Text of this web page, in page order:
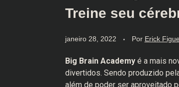
Treine seu
janeiro 28, 2022 Por Erick
Big Brain Academyé a mais
divertidos. Sendo produzido
além de poder ser aproveitado